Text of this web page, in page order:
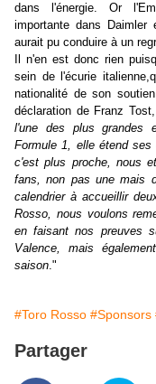
dans l'énergie. Or
importante dans
aurait pu conduire à un
Il n'en est donc rien
sein de l'écurie
nationalité de son
déclaration de Franz
l'une des plus grandes
Formule 1, elle étend
c'est plus proche, nous
fans, non pas une mais
calendrier à accueillir
Rosso, nous voulons
en faisant nos preuves
Valence, mais
saison."
#Toro Rosso #Sponsors
Partager